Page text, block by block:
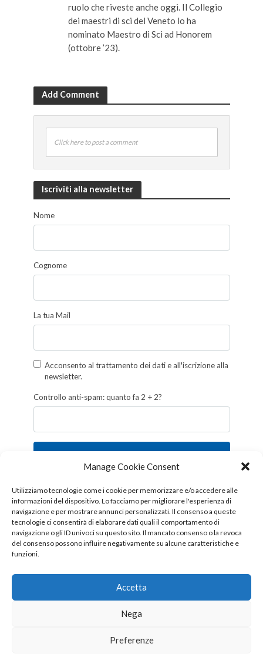
Manage Cookie Consent
Utilizziamo tecnologie come i cookie per memorizzare e/o accedere alle
informazioni del dispositivo. Lo facciamo per migliorare l'esperienza di
navigazione e per mostrare annunci personalizzati. Il consenso a queste
tecnologie ci consentirà di elaborare dati quali il comportamento di
navigazione o gli ID univoci su questo sito. Il mancato consenso o la revoca
del consenso possono influire negativamente su alcune caratteristiche e
funzioni.
Accetta
Nega
Preferenze
ruolo che riveste anche oggi. Il Collegio
dei maestri di sci del Veneto lo ha
nominato Maestro di Sci ad Honorem
(ottobre ’23).
Add Comment
Click here to post a comment
Iscriviti alla newsletter
Nome
Cognome
La tua Mail
Acconsento al trattamento dei dati e all'iscrizione alla
newsletter.
Controllo anti-spam: quanto fa 2 + 2?
Iscriviti
Follow us!